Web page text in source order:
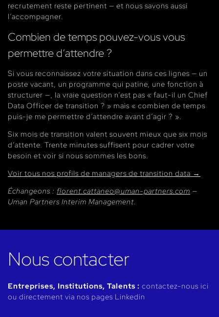
recrutement reste pertinent — et nous savons aussi
l’accompagner.
Combien de temps pouvez-vous vous
permettre d’attendre ?
Si vous reconnaissez votre situation dans ces lignes — un
poste vacant, un programme qui patine, une fonction à
structurer —, la vraie question n’est pas « faut-il un Chief
Data Officer de transition ? » mais « combien de temps
puis-je me permettre d’attendre avant d’agir ? ».
Six mois de transition valent souvent mieux que six mois
d’attente. Trente minutes suffisent pour cadrer votre
besoin et voir si nous sommes les bons.
Voir tous nos profils de managers de transition data →
Échangeons : florent.cattaneo@uman-partners.com —
Uman Partners Interim Management.
Nous contacter
Entreprises, Institutions, Talents : contactez-nous ici
ou directement via nos pages Linkedin